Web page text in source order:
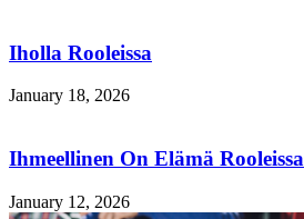
Iholla Rooleissa
January 18, 2026
Ihmeellinen On Elämä Rooleissa
January 12, 2026